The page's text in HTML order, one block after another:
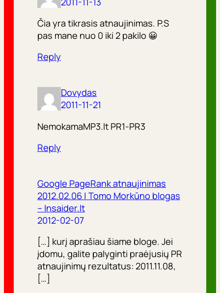
Čia yra tikrasis atnaujinimas. P.S
pas mane nuo 0 iki 2 pakilo 😀
Reply
Dovydas
2011-11-21
NemokamaMP3.lt PR1-PR3
Reply
Google PageRank atnaujinimas
2012.02.06 | Tomo Morkūno blogas
– Insaider.lt
2012-02-07
[…] kurį aprašiau šiame bloge. Jei
įdomu, galite palyginti praėjusių PR
atnaujinimų rezultatus: 2011.11.08,
[…]